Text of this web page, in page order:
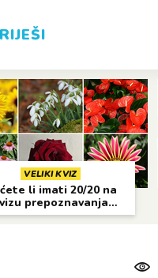
RIJEŠI
VELIKI KVIZ
li imati 20/20 na
prepoznavanja
cvijeća?